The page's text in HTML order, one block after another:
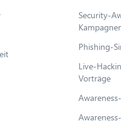
Security-
Phishing-
Live-
Vorträge